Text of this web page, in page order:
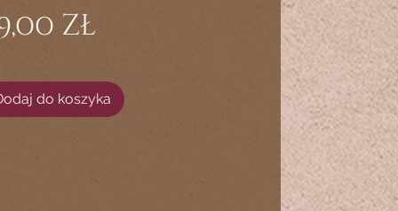
zł
do koszyka